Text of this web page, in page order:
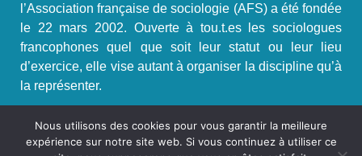
l’Association française de sociologie (AFS) a été fondée
le 22 mars 2002. Ouverte à tou.t.es les sociologues
francophones quel que soit leur statut ou leur lieu
d’exercice, elle vise autant à organiser la discipline qu’à
la représenter.
S'incrire à la Newsletter AFS
Nous utilisons des cookies pour vous garantir la meilleure
expérience sur notre site web. Si vous continuez à utiliser ce